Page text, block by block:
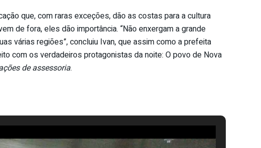
que, com raras exceções, dão as costas para a cultura
de fora, eles dão importância. “Não enxergam a grande
várias regiões”, concluiu Ivan, que assim como a prefeita
com os verdadeiros protagonistas da noite: O povo de Nova
de assessoria.